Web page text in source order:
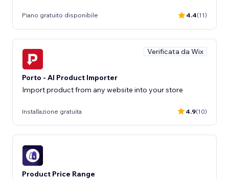
Piano gratuito disponibile 4.4(11)
Verificata da Wix
Porto - AI Product Importer
Import product from any website into your store
Installazione gratuita 4.9(10)
Product Price Range